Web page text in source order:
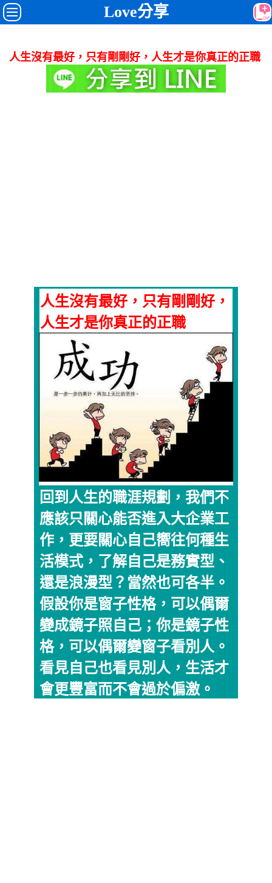
Love分享
人生沒有最好，只有剛剛好，人生才是你真正的正職
人生沒有最好，只有剛剛好，
人生才是你真正的正職
回到人生的職涯規劃，我們不
應該只關心能否進入大企業工
作，更要關心自己嚮往何種生
活模式，了解自己是務實型、
還是浪漫型？當然也可各半。
假設你是窗子性格，可以偶爾
變成鏡子照自己；你是鏡子性
格，可以偶爾變窗子看別人。
看見自己也看見別人，生活才
會更豐富而不會過於偏激。